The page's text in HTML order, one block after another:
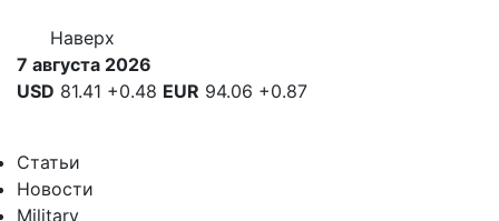
Наверх
7 августа 2026
USD 81.41 +0.48 EUR 94.06 +0.87
Статьи
Новости
Military